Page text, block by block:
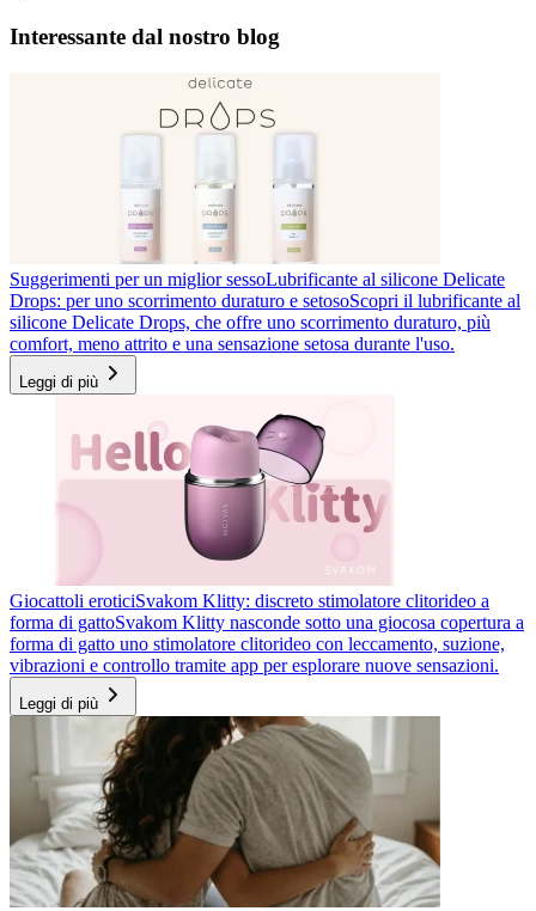
Interessante dal nostro blog
Suggerimenti per un miglior sessoLubrificante al silicone Delicate
Drops: per uno scorrimento duraturo e setosoScopri il lubrificante al
silicone Delicate Drops, che offre uno scorrimento duraturo, più
comfort, meno attrito e una sensazione setosa durante l'uso.
Leggi di più
Giocattoli eroticiSvakom Klitty: discreto stimolatore clitorideo a
forma di gattoSvakom Klitty nasconde sotto una giocosa copertura a
forma di gatto uno stimolatore clitorideo con leccamento, suzione,
vibrazioni e controllo tramite app per esplorare nuove sensazioni.
Leggi di più